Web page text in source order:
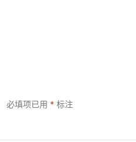
必填项已用 * 标注